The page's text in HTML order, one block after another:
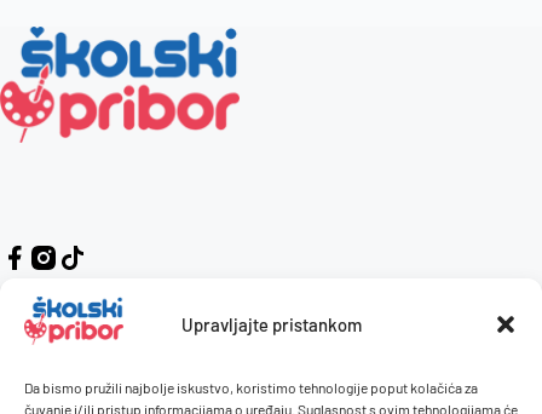
Upravljajte pristankom
Da bismo pružili najbolje iskustvo, koristimo tehnologije poput kolačića za
čuvanje i/ili pristup informacijama o uređaju. Suglasnost s ovim tehnologijama će